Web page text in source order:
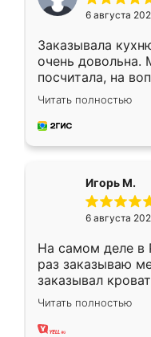
6 августа
Заказывала
очень довольна.
посчитала, на
Замерщик
делу со всей
за день, ребята
Читать полностью
Игорь М.
6 августа
На самом деле в
раз заказываю
заказывал
ребёнка при его
заказал шкаф-
хорошее сборка
Читать полностью